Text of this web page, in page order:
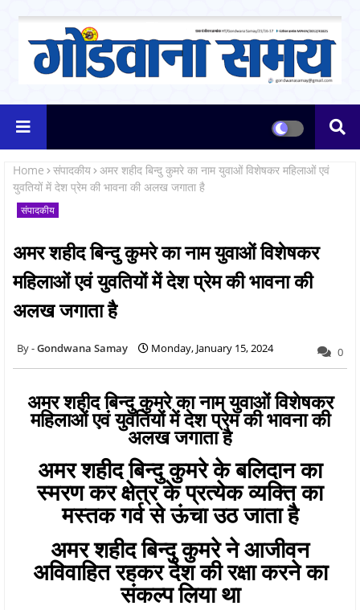
Home संपादकीय अमर शहीद बिन्दु कुमरे का नाम युवाओं विशेषकर महिलाओं एवं
युवतियों में देश प्रेम की भावना की अलख जगाता है
संपादकीय
अमर शहीद बिन्दु कुमरे का नाम युवाओं विशेषकर
महिलाओं एवं युवतियों में देश प्रेम की भावना की
अलख जगाता है
Gondwana Samay Monday, January 15, 2024 0
अमर शहीद बिन्दु कुमरे का नाम युवाओं विशेषकर
महिलाओं एवं युवतियों में देश प्रेम की भावना की
अलख जगाता है
अमर शहीद बिन्दु कुमरे के बलिदान का
स्मरण कर क्षेत्र के प्रत्येक व्यक्ति का
मस्तक गर्व से ऊंचा उठ जाता है
अमर शहीद बिन्दु कुमरे ने आजीवन
अविवाहित रहकर देश की रक्षा करने का
संकल्प लिया था